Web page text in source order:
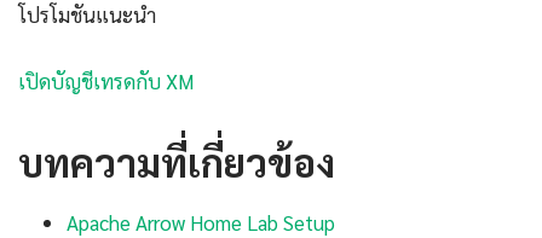
โปรโมชันแนะนำ
เปิดบัญชีเทรดกับ XM
บทความที่เกี่ยวข้อง
Apache Arrow Home Lab Setup